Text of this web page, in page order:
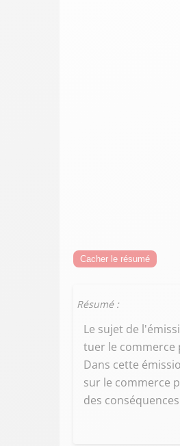
Cacher le résumé
Résumé :
Le sujet de
tuer le commerce
Dans cette
sur le commerce
des